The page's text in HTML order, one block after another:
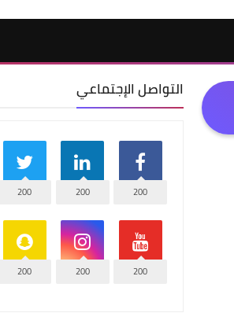
التواصل الإجتماعي
200
200
200
200
200
200